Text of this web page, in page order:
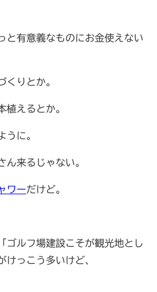
と有意義なものにお金使えない
くりとか。
植えるとか。
うに。
ん来るじゃない。
ワーだけど。
ゴルフ場建設こそが観光地とし
けっこう多いけど、